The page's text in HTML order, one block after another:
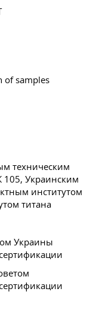
of samples
техническим
105, Украинским
институтом
титана
Украины